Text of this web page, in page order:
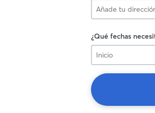
¿Qué fechas
Inicio